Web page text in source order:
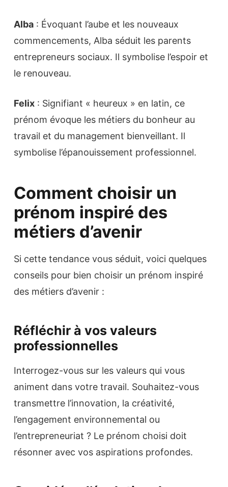
Alba : Évoquant l’aube et les nouveaux
commencements, Alba séduit les parents
entrepreneurs sociaux. Il symbolise l’espoir et
le renouveau.
Felix : Signifiant « heureux » en latin, ce
prénom évoque les métiers du bonheur au
travail et du management bienveillant. Il
symbolise l’épanouissement professionnel.
Comment choisir un
prénom inspiré des
métiers d’avenir
Si cette tendance vous séduit, voici quelques
conseils pour bien choisir un prénom inspiré
des métiers d’avenir :
Réfléchir à vos valeurs
professionnelles
Interrogez-vous sur les valeurs qui vous
animent dans votre travail. Souhaitez-vous
transmettre l’innovation, la créativité,
l’engagement environnemental ou
l’entrepreneuriat ? Le prénom choisi doit
résonner avec vos aspirations profondes.